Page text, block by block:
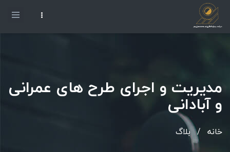
مدیریت و اجرای طرح های عمرانی
و آبادانی
خانه / بلاگ